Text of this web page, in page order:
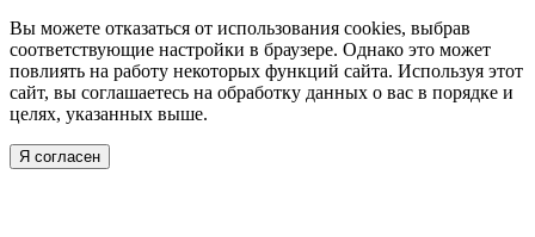
Вы можете отказаться от использования cookies, выбрав
соответствующие настройки в браузере. Однако это может
повлиять на работу некоторых функций сайта. Используя этот
сайт, вы соглашаетесь на обработку данных о вас в порядке и
целях, указанных выше.
Я согласен